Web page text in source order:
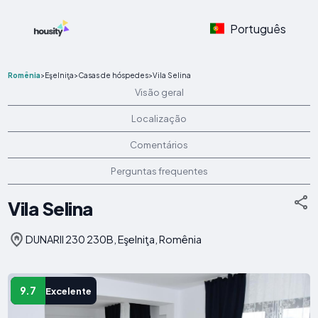
Português
Romênia>Eşelniţa>Casas de hóspedes>Vila Selina
Visão geral
Localização
Comentários
Perguntas frequentes
Vila Selina
DUNARII 230 230B, Eşelniţa, Romênia
9.7 Excelente